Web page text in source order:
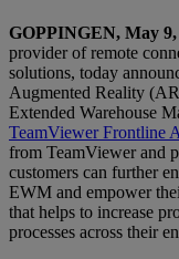
GOPPINGEN, May 9,
provider of remote
solutions, today
Augmented Reality
Extended Warehouse
TeamViewer Frontline
from TeamViewer and
customers can further
EWM and empower
that helps to increase
processes across their